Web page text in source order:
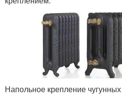
Напольное крепление